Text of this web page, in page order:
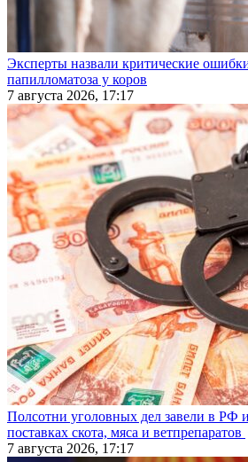
Эксперты назвали критические
папилломатоза у коров
7 августа 2026, 17:17
Полсотни уголовных дел завели в РФ
поставках скота, мяса и ветпрепаратов
7 августа 2026, 17:17